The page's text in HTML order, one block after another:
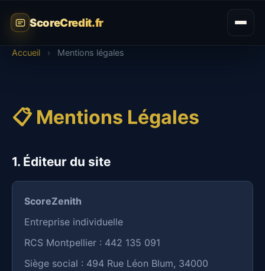
ScoreCredit.fr
Accueil › Mentions légales
📋 Mentions Légales
1. Éditeur du site
ScoreZenith
Entreprise individuelle
RCS Montpellier : 442 135 091
Siège social : 494 Rue Léon Blum, 34000